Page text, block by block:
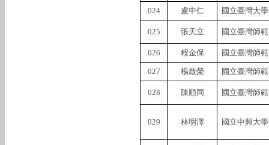
024 盧中仁 國立臺灣大學
025 張天立 國立臺灣師
026 程金保 國立臺灣師
027 楊啟榮 國立臺灣師
028 陳順同 國立臺灣師
029 林明澤 國立中興大學